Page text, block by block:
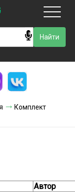
Комплект
Автор